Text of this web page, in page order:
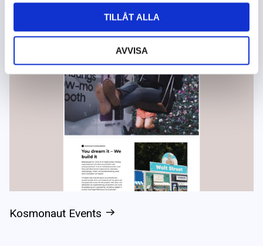
TILLÅT ALLA
AVVISA
Kosmonaut Events